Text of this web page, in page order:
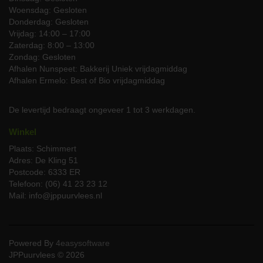
zodat u altijd verzekerd bent van verse producten.
Woensdag: Gesloten
Donderdag: Gesloten
Vrijdag: 14:00 – 17:00
Zaterdag: 8:00 – 13:00
Zondag: Gesloten
Afhalen Nunspeet: Bakkerij Uniek vrijdagmiddag
Afhalen Ermelo: Best of Bio vrijdagmiddag
De levertijd bedraagt ongeveer 1 tot 3 werkdagen.
Winkel
Plaats: Schimmert
Adres: De Kling 51
Postcode: 6333 ER
Telefoon: (06) 41 23 23 12
Mail: info@jppuurvlees.nl
Powered By 4easysoftware
JPPuurvlees © 2026